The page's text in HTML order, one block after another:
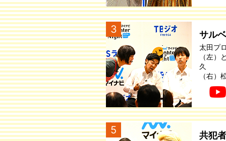
3 サル
太田プ
（左
久
（右）
5 共犯者